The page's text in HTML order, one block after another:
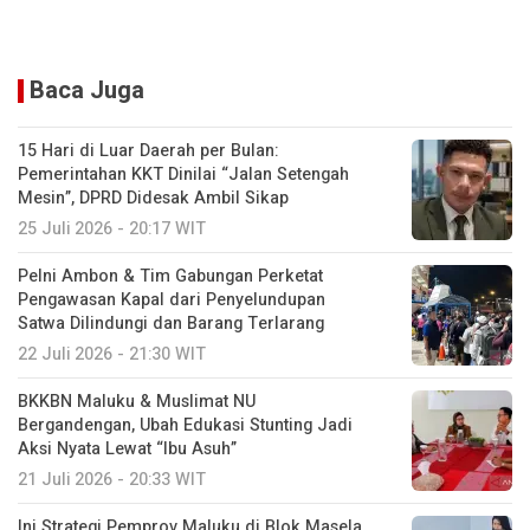
Baca Juga
15 Hari di Luar Daerah per Bulan:
Pemerintahan KKT Dinilai “Jalan Setengah
Mesin”, DPRD Didesak Ambil Sikap
25 Juli 2026 - 20:17 WIT
Pelni Ambon & Tim Gabungan Perketat
Pengawasan Kapal dari Penyelundupan
Satwa Dilindungi dan Barang Terlarang
22 Juli 2026 - 21:30 WIT
BKKBN Maluku & Muslimat NU
Bergandengan, Ubah Edukasi Stunting Jadi
Aksi Nyata Lewat “Ibu Asuh”
21 Juli 2026 - 20:33 WIT